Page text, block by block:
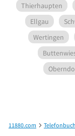
Thierhaupten
Ellgau
Wertingen
11880.com Telefonbuch